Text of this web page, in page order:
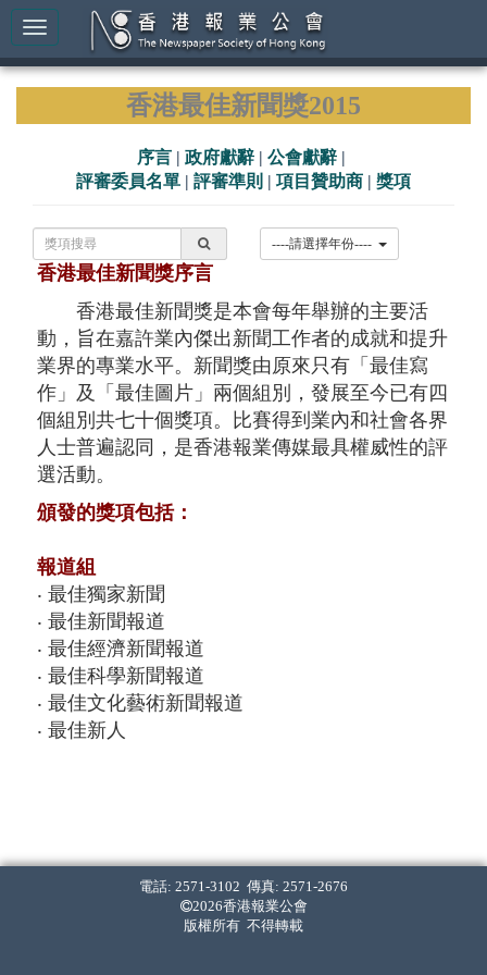
香港最佳新聞獎2015
序言 | 政府獻辭 | 公會獻辭 |
評審委員名單 | 評審準則 | 項目贊助商 | 獎項
香港最佳新聞獎序言
香港最佳新聞獎是本會每年舉辦的主要活
動，旨在嘉許業內傑出新聞工作者的成就和提升
業界的專業水平。新聞獎由原來只有「最佳寫
作」及「最佳圖片」兩個組別，發展至今已有四
個組別共七十個獎項。比賽得到業內和社會各界
人士普遍認同，是香港報業傳媒最具權威性的評
選活動。
頒發的獎項包括：
報道組
‧ 最佳獨家新聞
‧ 最佳新聞報道
‧ 最佳經濟新聞報道
‧ 最佳科學新聞報道
‧ 最佳文化藝術新聞報道
‧ 最佳新人
‧ 最佳標題 (中文組)
‧ 最佳新聞寫作 (英文組)
‧ 最佳經濟新聞寫作 (英文組)
電話: 2571-3102 傳真: 2571-2676
2026香港報業公會
版權所有 不得轉載